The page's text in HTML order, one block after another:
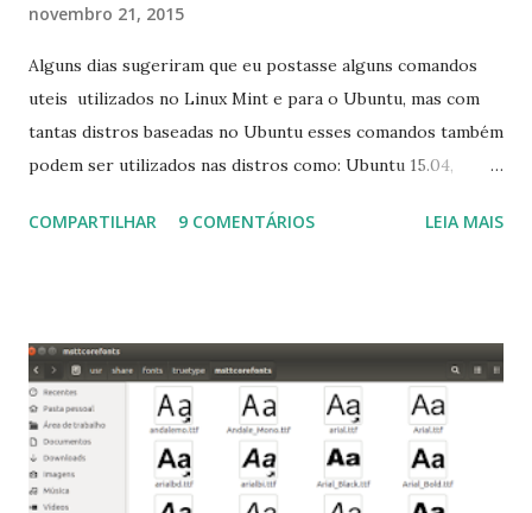
novembro 21, 2015
Alguns dias sugeriram que eu postasse alguns comandos
uteis utilizados no Linux Mint e para o Ubuntu, mas com
tantas distros baseadas no Ubuntu esses comandos também
podem ser utilizados nas distros como: Ubuntu 15.04,
Linux Mint 17, Pinguy OS 14.04, Elementary OS 0.3, Deepin
para usuários iniciantes... 1- Atualizar a lista de pacotes: $
sudo apt-get update 2- Atualizar toda a distro: $ sudo apt-
get -f dist-upgrade ou update-manager -d -c 3- Instalar
pacotes: $ sudo apt-get install [nome do pacote] 4-
Procurar arquivos corrompidos: $ sudo apt-get check 5-
COMPARTILHAR 9 COMENTÁRIOS LEIA MAIS